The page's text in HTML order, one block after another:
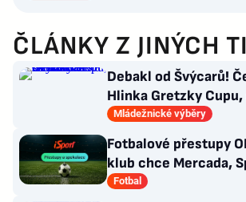
ČLÁNKY Z JINÝCH
Debakl od Švýcarů!
Hlinka Gretzky
skončila šestá
Mládežnické výběry
Fotbalové přestupy
klub chce Mercada,
nabídku odmítnout
Fotbal